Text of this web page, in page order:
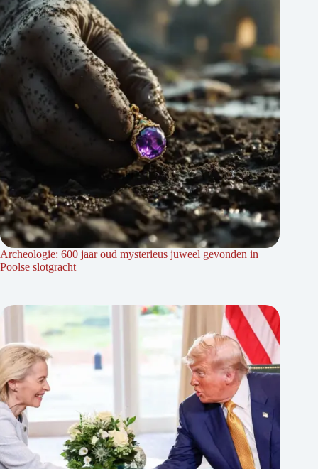
Archeologie: 600 jaar oud mysterieus juweel gevonden in
Poolse slotgracht